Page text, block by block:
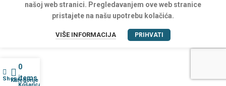
našoj web stranici. Pregledavanjem ove web stranice
pristajete na našu upotrebu kolačića.
VIŠE INFORMACIJA PRIHVATI
ShopKategorije
0
items
Košarica